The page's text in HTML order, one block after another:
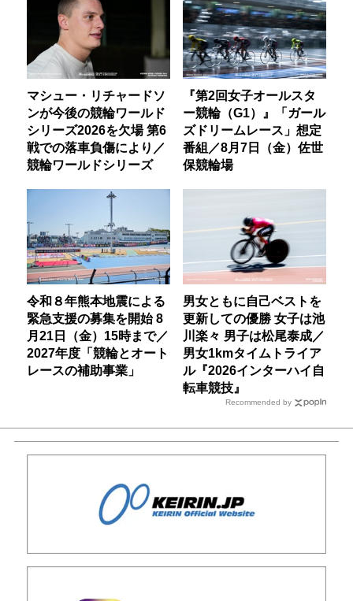
マシュー・リチャードソ
ンが今後の競輪ワールド
シリーズ2026を欠場 第6
戦での落車負傷により／
競輪ワールドシリーズ
『第2回女子オールスタ
ー競輪（G1）』「ガール
ズドリームレース」想定
番組／8月7日（金）佐世
保競輪場
令和８年熊本地震による
緊急支援の募集を開始 8
月21日（金）15時まで／
2027年度「競輪とオート
レースの補助事業」
男女ともに自己ベストを
更新しての優勝 女子は池
川楽々 男子は松尾泰成／
男女1kmタイムトライア
ル『2026インターハイ自
転車競技』
Recommended by